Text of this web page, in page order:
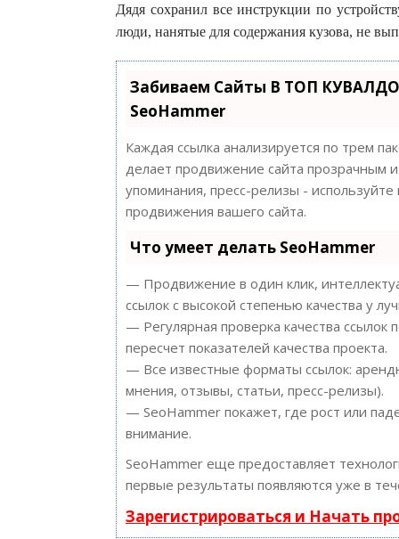
Дядя сохранил все инструкции по
люди, нанятые для содержания кузова, не
Забиваем Сайты В ТОП
SeoHammer
Каждая ссылка анализируется по трем
делает продвижение сайта прозрачным
упоминания, пресс-релизы -
продвижения вашего сайта.
Что умеет делать SeoHammer
— Продвижение в один клик,
ссылок с высокой степенью качества у
— Регулярная проверка качества
пересчет показателей качества проекта.
— Все известные форматы ссылок:
мнения, отзывы, статьи, пресс-релизы).
— SeoHammer покажет, где рост или
внимание.
SeoHammer еще предоставляет
первые результаты появляются уже в
Зарегистрироваться и Начать